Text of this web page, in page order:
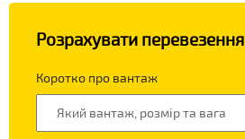
Розрахувати перевезення
Коротко про вантаж